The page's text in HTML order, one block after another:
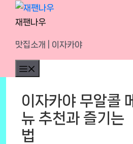
Skip
재팬나우
맛집소개 | 이자카야
이자카야 무알콜 메
뉴 추천과 즐기는
법